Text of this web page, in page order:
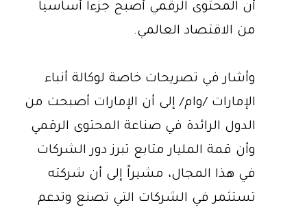
أن المحتوى الرقمي أصبح جزءاً أساسياً
من الاقتصاد العالمي.
وأشار في تصريحات خاصة لوكالة أنباء
الإمارات /وام/ إلى أن الإمارات أصبحت من
الدول الرائدة في صناعة المحتوى الرقمي
وأن قمة المليار متابع تبرز دور الشركات
في هذا المجال، مشيراً إلى أن شركته
تستثمر في الشركات التي تصنع وتدعم